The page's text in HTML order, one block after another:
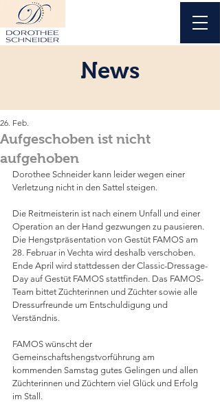
News
Aufgeschoben ist nicht
aufgehoben
26. Feb.
Dorothee Schneider kann leider wegen einer
Verletzung nicht in den Sattel steigen.
Die Reitmeisterin ist nach einem Unfall und einer
Operation an der Hand gezwungen zu pausieren.
Die Hengstpräsentation von Gestüt FAMOS am
28. Februar in Vechta wird deshalb verschoben.
Ende April wird stattdessen der Classic-Dressage-
Day auf Gestüt FAMOS stattfinden. Das FAMOS-
Team bittet Züchterinnen und Züchter sowie alle
Dressurfreunde um Entschuldigung und
Verständnis.
FAMOS wünscht der
Gemeinschaftshengstvorführung am
kommenden Samstag gutes Gelingen und allen
Züchterinnen und Züchtern viel Glück und Erfolg
im Stall.